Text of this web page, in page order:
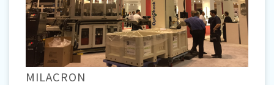
MILACRON